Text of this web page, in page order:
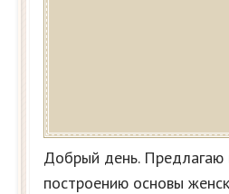
Добрый день. Предлагаю
построению основы